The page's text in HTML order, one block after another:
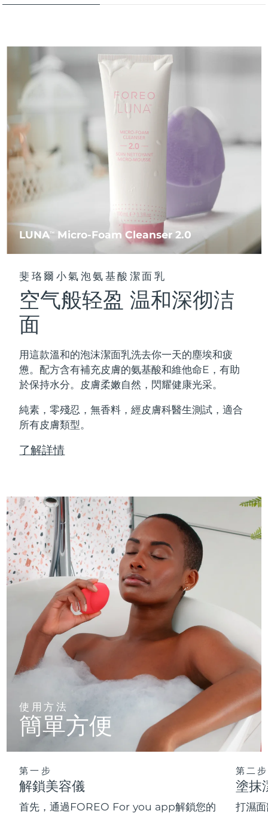
LUNATM Micro-Foam Cleanser 2.0
斐珞爾小氣泡氨基酸潔面乳
空气般轻盈 温和深彻洁
面
用這款溫和的泡沫潔面乳洗去你一天的塵埃和疲
憊。配方含有補充皮膚的氨基酸和維他命E，有助
於保持水分。皮膚柔嫩自然，閃耀健康光采。
純素，零殘忍，無香料，經皮膚科醫生測試，適合
所有皮膚類型。
了解詳情
使用方法
簡單方便
第一步
解鎖美容儀
首先，通過FOREO For you app解鎖您的
第二步
塗抹
打濕